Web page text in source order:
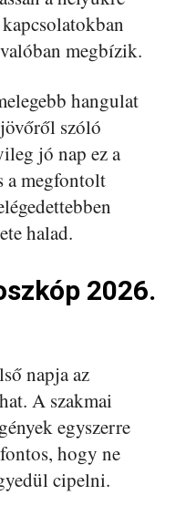
megbízik.
hangulat
szóló
jó nap ez a
a megfontolt
halad.
2026.
napja az
A szakmai
egyszerre
hogy ne
cipelni.